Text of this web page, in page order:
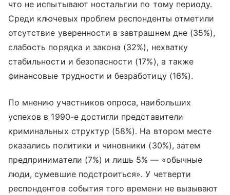
что не испытывают ностальгии по тому периоду.
Среди ключевых проблем респонденты отметили
отсутствие уверенности в завтрашнем дне (35%),
слабость порядка и закона (32%), нехватку
стабильности и безопасности (17%), а также
финансовые трудности и безработицу (16%).
По мнению участников опроса, наибольших
успехов в 1990-е достигли представители
криминальных структур (58%). На втором месте
оказались политики и чиновники (30%), затем
предприниматели (7%) и лишь 5% — «обычные
люди, сумевшие подстроиться». У четверти
респондентов события того времени не вызывают